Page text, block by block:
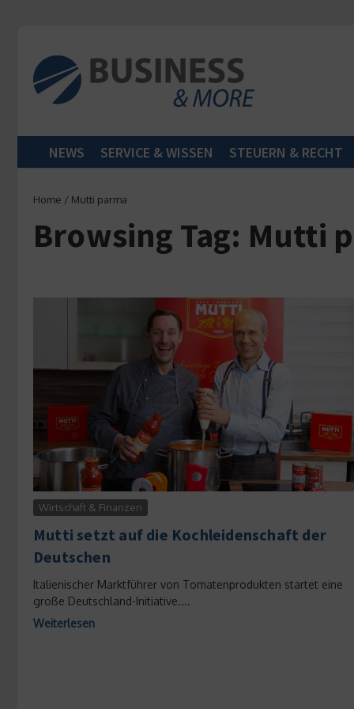
NEWS SERVICE & WISSEN STEUERN & RECHT
Home / Mutti parma
Browsing Tag: Mutti
Wirtschaft & Finanzen
Mutti setzt auf die Kochleidenschaft der
Deutschen
Italienischer Marktführer von Tomatenprodukten startet eine
große Deutschland-Initiative....
Weiterlesen